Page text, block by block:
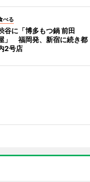
べる
谷に「博多もつ鍋 前田
」 福岡発、新宿に続き都
2号店